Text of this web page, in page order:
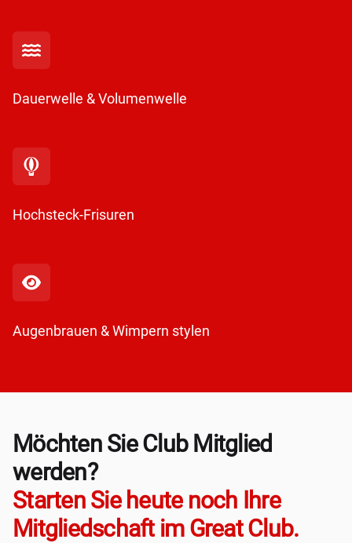
Dauerwelle & Volumenwelle
Hochsteck-Frisuren
Augenbrauen & Wimpern stylen
Möchten Sie Club Mitglied
werden?
Starten Sie heute noch Ihre
Mitgliedschaft im Great Club.